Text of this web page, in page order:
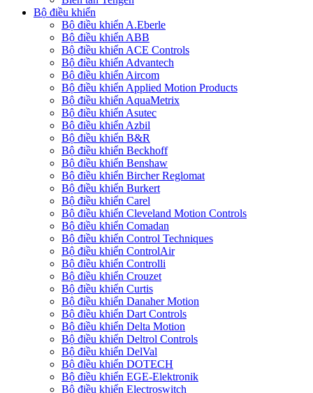
Bộ điều khiển
Bộ điều khiển A.Eberle
Bộ điều khiển ABB
Bộ điều khiển ACE Controls
Bộ điều khiển Advantech
Bộ điều khiển Aircom
Bộ điều khiển Applied Motion Products
Bộ điều khiển AquaMetrix
Bộ điều khiển Asutec
Bộ điều khiển Azbil
Bộ điều khiển B&R
Bộ điều khiển Beckhoff
Bộ điều khiển Benshaw
Bộ điều khiển Bircher Reglomat
Bộ điều khiển Burkert
Bộ điều khiển Carel
Bộ điều khiển Cleveland Motion Controls
Bộ điều khiển Comadan
Bộ điều khiển Control Techniques
Bộ điều khiển ControlAir
Bộ điều khiển Controlli
Bộ điều khiển Crouzet
Bộ điều khiển Curtis
Bộ điều khiển Danaher Motion
Bộ điều khiển Dart Controls
Bộ điều khiển Delta Motion
Bộ điều khiển Deltrol Controls
Bộ điều khiển DelVal
Bộ điều khiển DOTECH
Bộ điều khiển EGE-Elektronik
Bộ điều khiển Electroswitch